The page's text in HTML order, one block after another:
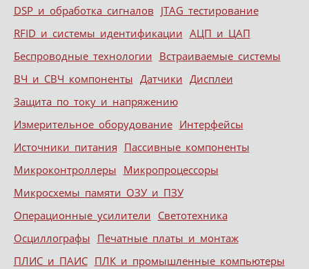
Меню
Skip to content
DSP и обработка сигналов JTAG тестирование
RFID и системы идентификации АЦП и ЦАП
Беспроводные технологии Встраиваемые системы
ВЧ и СВЧ компоненты Датчики Дисплеи
Защита по току и напряжению
Измерительное оборудование Интерфейсы
Источники питания Пассивные компоненты
Микроконтроллеры Микропроцессоры
Микросхемы памяти ОЗУ и ПЗУ
Операционные усилители Светотехника
Осциллографы Печатные платы и монтаж
ПЛИС и ПАИС ПЛК и промышленные компьютеры